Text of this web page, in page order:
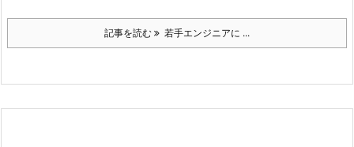
記事を読む 若手エンジニアに ...